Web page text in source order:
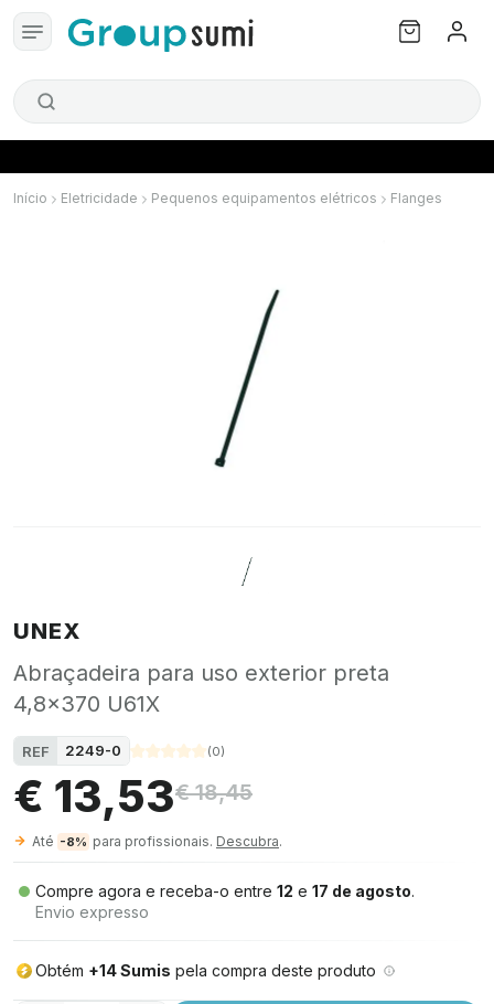
Início Eletricidade Pequenos equipamentos elétricos Flanges
UNEX
Abraçadeira para uso exterior preta
4,8x370 U61X
REF 2249-0 (0)
€ 13,53€ 18,45
Até -8% para profissionais. Descubra.
Compre agora e receba-o entre 12 e 17 de agosto.
Envio expresso
Obtém +14 Sumis pela compra deste produto